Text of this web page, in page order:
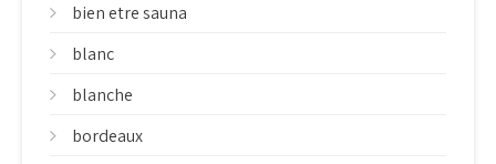
bien etre sauna
blanc
blanche
bordeaux